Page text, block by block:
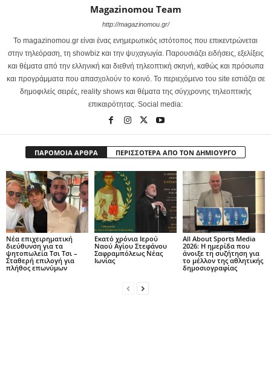
Magazinomou Team
http://magazinomou.gr/
Το magazinomou.gr είναι ένας ενημερωτικός ιστότοπος που επικεντρώνεται
στην τηλεόραση, τη showbiz και την ψυχαγωγία. Παρουσιάζει ειδήσεις, εξελίξεις
και θέματα από την ελληνική και διεθνή τηλεοπτική σκηνή, καθώς και πρόσωπα
και προγράμματα που απασχολούν το κοινό. Το περιεχόμενο του site εστιάζει σε
δημοφιλείς σειρές, reality shows και θέματα της σύγχρονης τηλεοπτικής
επικαιρότητας. Social media:
ΠΑΡΟΜΟΙΑ ΑΡΘΡΑ ΠΕΡΙΣΣΟΤΕΡΑ ΑΠΟ ΤΟΝ ΔΗΜΙΟΥΡΓΟ
Νέα επιχειρηματική
διεύθυνση για τα
ψητοπωλεία Τσι Τσι –
Σταθερή επιλογή για
πλήθος επωνύμων
Εκατό χρόνια Ιερού
Ναού Αγίου Στεφάνου
Σαφραμπόλεως Νέας
Ιωνίας
All About Sports Media
2026: Η ημερίδα που
άνοιξε τη συζήτηση για
το μέλλον της αθλητικής
δημοσιογραφίας